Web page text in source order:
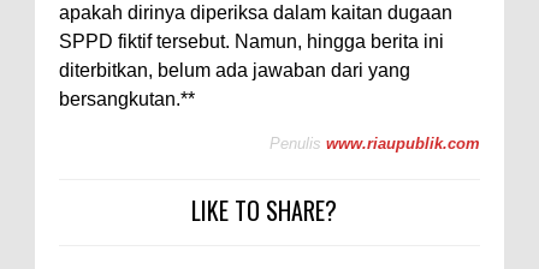
apakah dirinya diperiksa dalam kaitan dugaan
SPPD fiktif tersebut. Namun, hingga berita ini
diterbitkan, belum ada jawaban dari yang
bersangkutan.**
Penulis www.riaupublik.com
LIKE TO SHARE?